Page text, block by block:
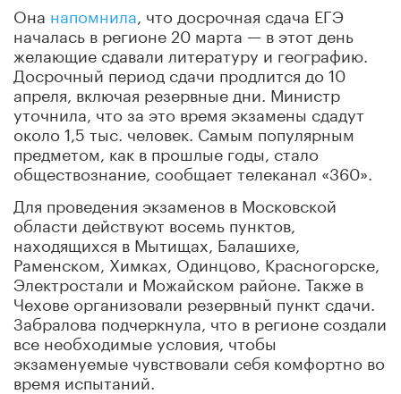
Она напомнила , что досрочная сдача ЕГЭ
началась в регионе 20 марта — в этот день
желающие сдавали литературу и географию.
Досрочный период сдачи продлится до 10
апреля, включая резервные дни. Министр
уточнила, что за это время экзамены сдадут
около 1,5 тыс. человек. Самым популярным
предметом, как в прошлые годы, стало
обществознание, сообщает телеканал «360».
Для проведения экзаменов в Московской
области действуют восемь пунктов,
находящихся в Мытищах, Балашихе,
Раменском, Химках, Одинцово, Красногорске,
Электростали и Можайском районе. Также в
Чехове организовали резервный пункт сдачи.
Забралова подчеркнула, что в регионе создали
все необходимые условия, чтобы
экзаменуемые чувствовали себя комфортно во
время испытаний.